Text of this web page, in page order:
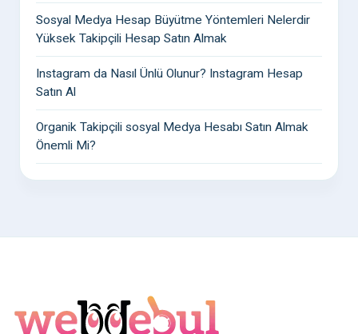
Sosyal Medya Hesap Büyütme Yöntemleri Nelerdir
Yüksek Takipçili Hesap Satın Almak
Instagram da Nasıl Ünlü Olunur? Instagram Hesap
Satın Al
Organik Takipçili sosyal Medya Hesabı Satın Almak
Önemli Mi?